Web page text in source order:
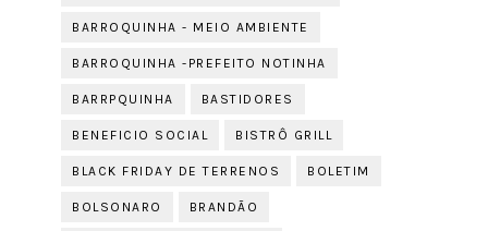
BARROQUINHA - MEIO AMBIENTE
BARROQUINHA -PREFEITO NOTINHA
BARRPQUINHA BASTIDORES
BENEFICIO SOCIAL BISTRÔ GRILL
BLACK FRIDAY DE TERRENOS BOLETIM
BOLSONARO BRANDÃO